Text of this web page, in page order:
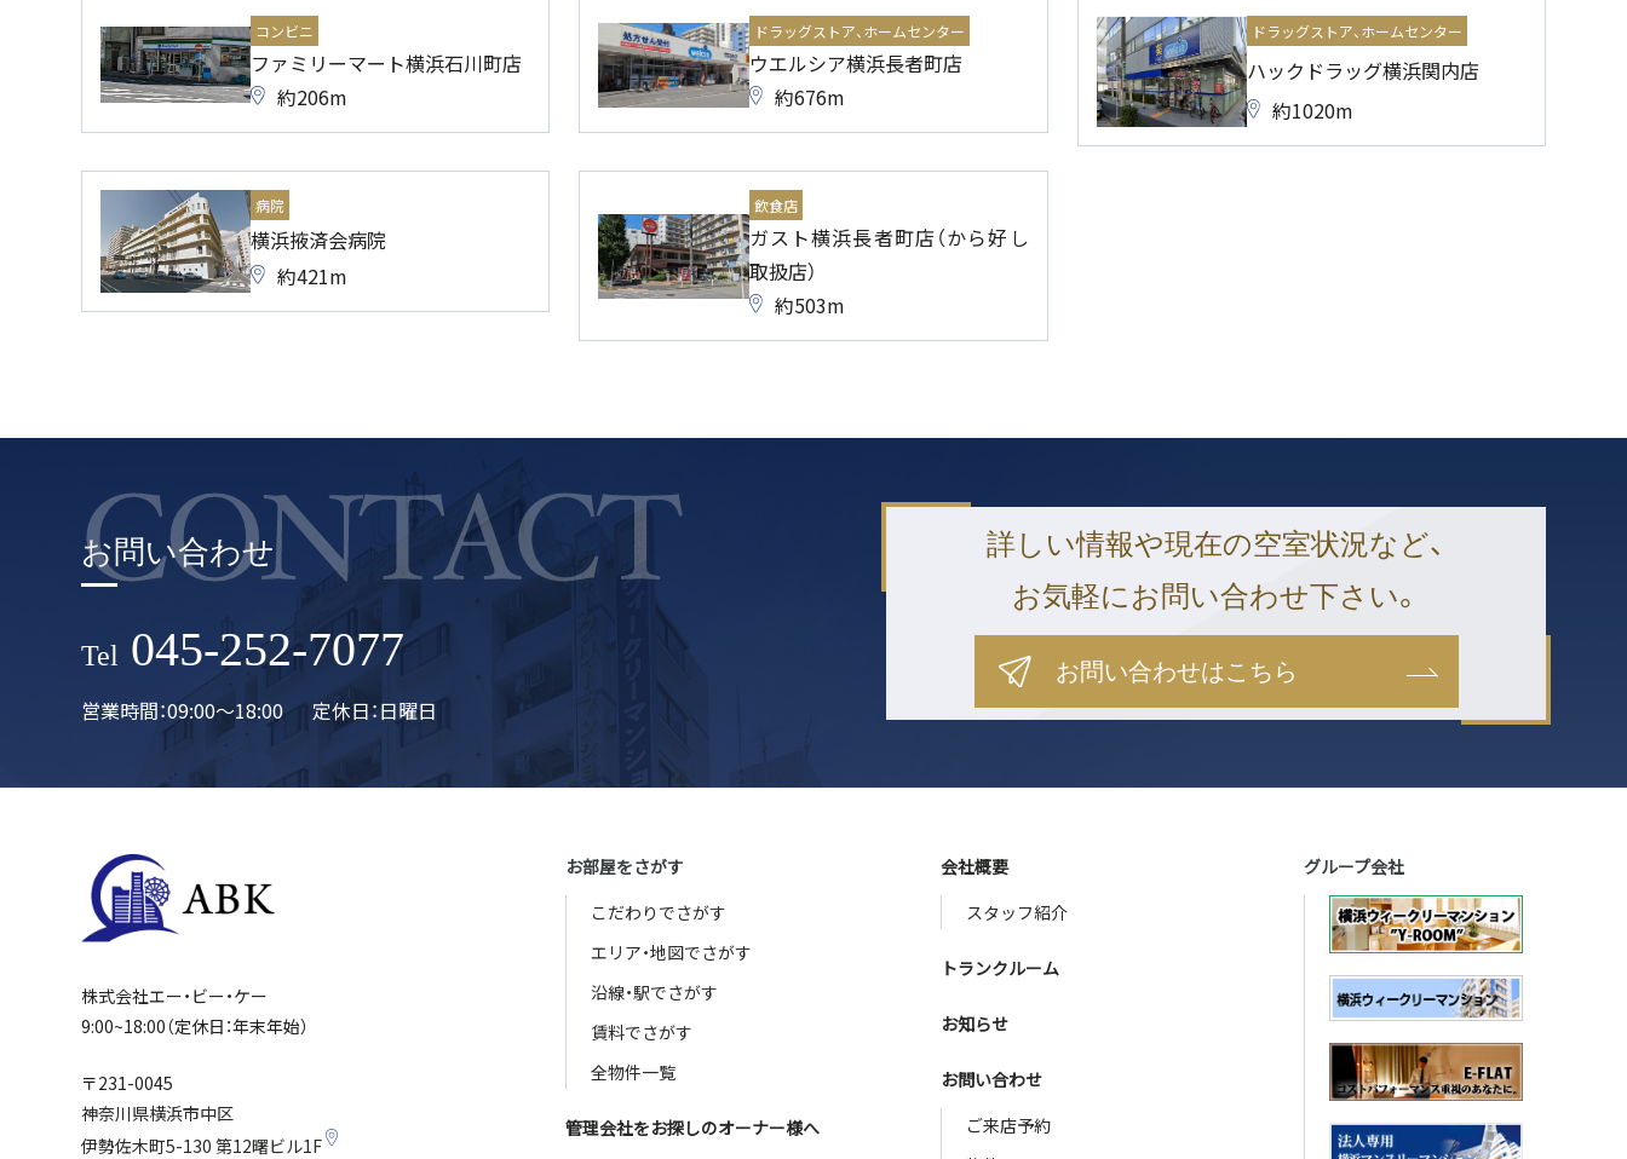
コンビニ
ファミリーマート横浜石川町店
約206m
ドラッグストア、ホームセンター
ウエルシア横浜長者町店
約676m
ドラッグストア、ホームセンター
ハックドラッグ横浜関内店
約1020m
病院
横浜掖済会病院
約421m
飲食店
ガスト横浜長者町店（から好し
取扱店）
約503m
お問い合わせ
Tel 045-252-7077
営業時間：09:00〜18:00 定休日：日曜日
詳しい情報や現在の空室状況など、
お気軽にお問い合わせ下さい。
お問い合わせはこちら
株式会社エー・ビー・ケー
9:00~18:00（定休日：年末年始）
〒231-0045
神奈川県横浜市中区
伊勢佐木町5-130 第12曙ビル1F
お部屋をさがす
こだわりでさがす
エリア・地図でさがす
沿線・駅でさがす
賃料でさがす
全物件一覧
管理会社をお探しのオーナー様へ
会社概要
スタッフ紹介
トランクルーム
お知らせ
お問い合わせ
ご来店予約
グループ会社